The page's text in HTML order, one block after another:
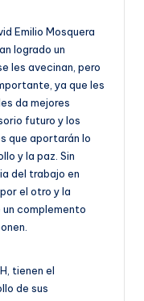
Emilio Mosquera
logrado un
les avecinan, pero
ya que les
da mejores
futuro y los
que aportarán lo
y la paz. Sin
del trabajo en
el otro y la
complemento
tienen el
de sus